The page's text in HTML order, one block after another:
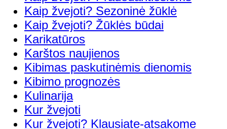
Kaip žvejoti? Sezoninė žūklė
Kaip žvejoti? Žūklės būdai
Karikatūros
Karštos naujienos
Kibimas paskutinėmis dienomis
Kibimo prognozės
Kulinarija
Kur žvejoti
Kur žvejoti? Klausiate-atsakome